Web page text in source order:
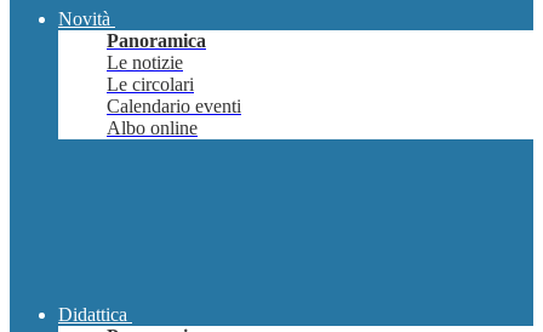
Novità
Panoramica
Le notizie
Le circolari
Calendario eventi
Albo online
Didattica